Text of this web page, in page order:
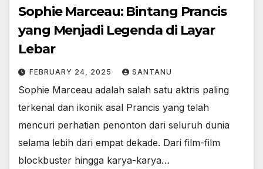
Sophie Marceau: Bintang Prancis
yang Menjadi Legenda di Layar
Lebar
FEBRUARY 24, 2025 SANTANU
Sophie Marceau adalah salah satu aktris paling
terkenal dan ikonik asal Prancis yang telah
mencuri perhatian penonton dari seluruh dunia
selama lebih dari empat dekade. Dari film-film
blockbuster hingga karya-karya…